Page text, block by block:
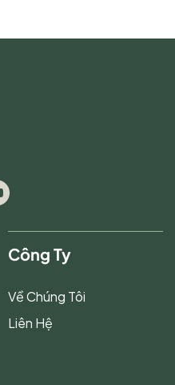
Công Ty
Về Chúng Tôi
Liên Hệ